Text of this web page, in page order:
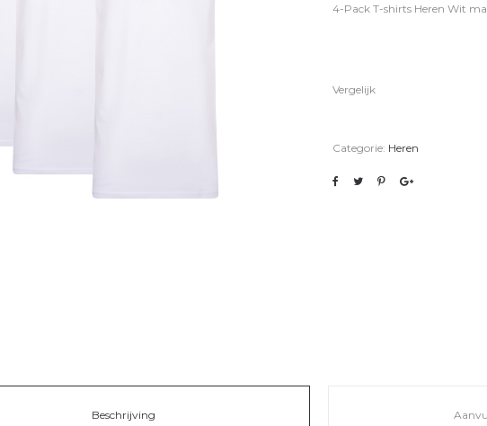
4-Pack T-shirts Heren Wit
Vergelijk
Categorie: Heren
Beschrijving